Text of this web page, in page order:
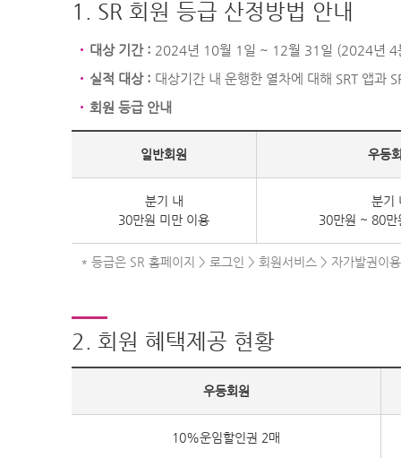
1. SR 회원 등급 산정방법 안내
대상 기간 : 2024년 10월 1일 ~ 12월 31일 (2024년 4
실적 대상 : 대상기간 내 운행한 열차에 대해 SRT 앱과
회원 등급 안내
일반회원 우등
분기 내
30만원 미만 이용
분기
30만원 ~ 80만
* 등급은 SR 홈페이지 > 로그인 > 회원서비스 > 자가발권이
2. 회원 혜택제공 현황
우등회원
10%운임할인권 2매